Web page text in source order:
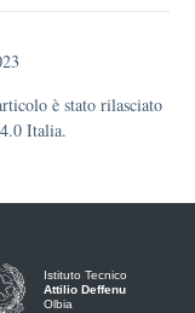
è stato rilasciato
Italia.
Istituto Tecnico
Attilio Deffenu
Olbia